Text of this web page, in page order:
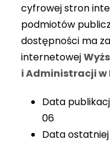
cyfrowej stron
podmiotów
dostępności ma
internetowej
i Administracji w
Data
06
Data